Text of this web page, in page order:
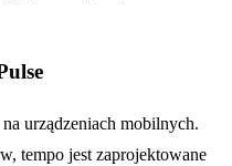
urządzeniach mobilnych.
tempo jest zaprojektowane